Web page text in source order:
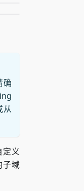
确
从
定义
子域